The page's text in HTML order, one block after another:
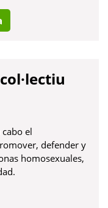
el
defender y
homosexuales,